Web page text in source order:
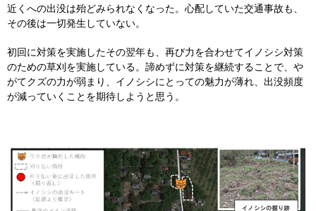
近くへの出没は殆どみられなくなった。心配していた交通事故も、
その後は一切発生していない。
初回に対策を実施したその翌年も、再び力を合わせてイノシシ対策
のための草刈を実施している。諦めずに対策を継続することで、や
がてクズの力が弱まり、イノシシにとっての魅力が薄れ、出没頻度
が減っていくことを期待しようと思う。